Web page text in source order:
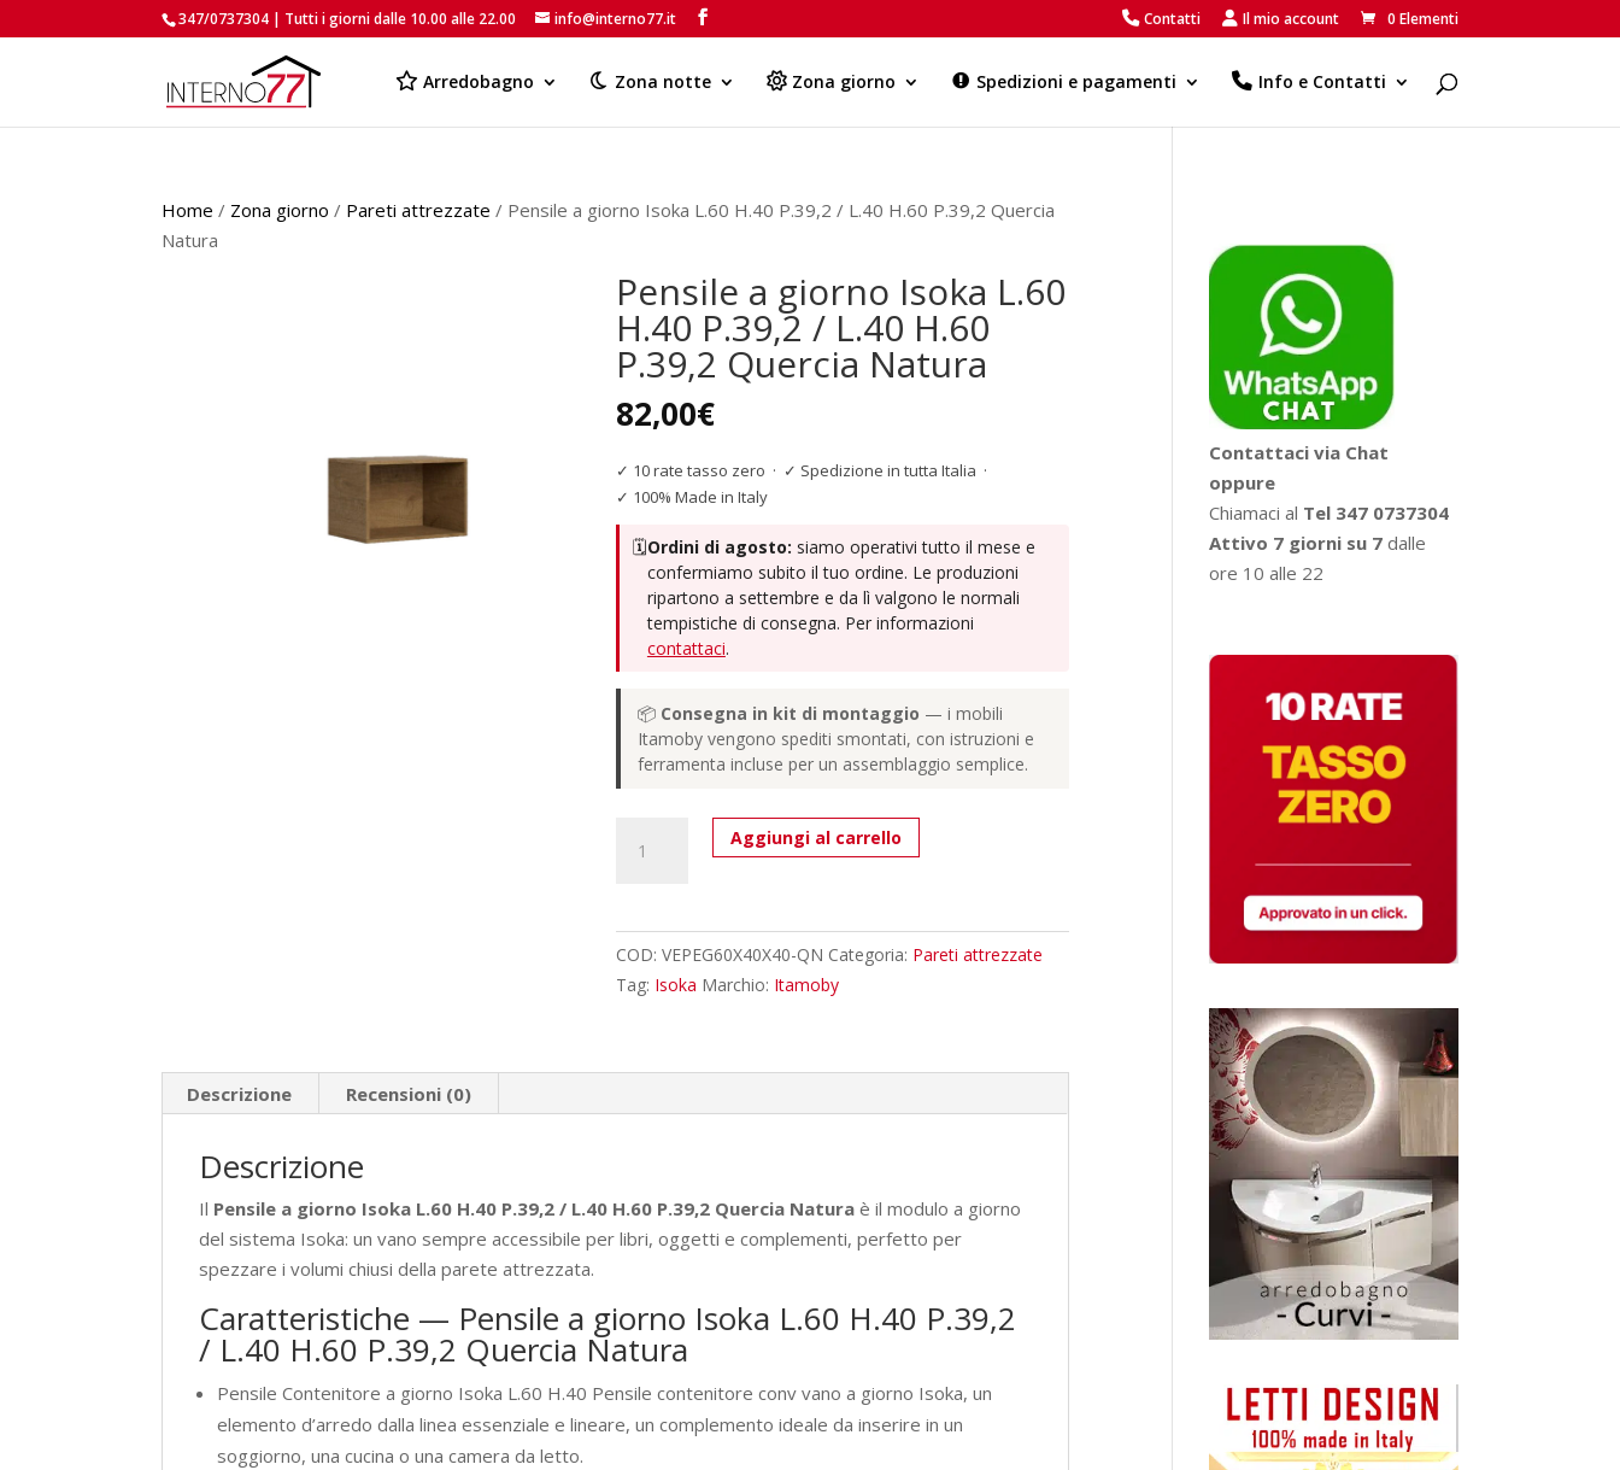
347/0737304 | Tutti i giorni dalle 10.00 alle 22.00 info@interno77.it Contatti Il mio account 0 Elementi
Arredobagno Zona notte Zona giorno Spedizioni e pagamenti Info e Contatti
Products
Home / Zona giorno / Pareti attrezzate / Pensile a giorno Isoka L.60 H.40 P.39,2 / L.40 H.60 P.39,2 Quercia
Natura
Pensile a giorno Isoka L.60
H.40 P.39,2 / L.40 H.60
P.39,2 Quercia Natura
82,00€
✓ 10 rate tasso zero · ✓ Spedizione in tutta Italia ·
✓ 100% Made in Italy
🗓️Ordini di agosto: siamo operativi tutto il mese e
confermiamo subito il tuo ordine. Le produzioni
ripartono a settembre e da lì valgono le normali
tempistiche di consegna. Per informazioni
contattaci.
📦 Consegna in kit di montaggio — i mobili
Itamoby vengono spediti smontati, con istruzioni e
ferramenta incluse per un assemblaggio semplice.
L.60
H.40
L.40
quantità
Aggiungi al carrello
COD: VEPEG60X40X40-QN Categoria: Pareti attrezzate
Tag: Isoka Marchio: Itamoby
Descrizione Recensioni (0)
Descrizione
Il Pensile a giorno Isoka L.60 H.40 P.39,2 / L.40 H.60 P.39,2 Quercia Natura è il modulo a giorno
del sistema Isoka: un vano sempre accessibile per libri, oggetti e complementi, perfetto per
spezzare i volumi chiusi della parete attrezzata.
Caratteristiche — Pensile a giorno Isoka L.60 H.40 P.39,2
/ L.40 H.60 P.39,2 Quercia Natura
Pensile Contenitore a giorno Isoka L.60 H.40 Pensile contenitore conv vano a giorno Isoka, un
elemento d’arredo dalla linea essenziale e lineare, un complemento ideale da inserire in un
soggiorno, una cucina o una camera da letto.
Contattaci via Chat
oppure
Chiamaci al Tel 347 0737304
Attivo 7 giorni su 7 dalle
ore 10 alle 22